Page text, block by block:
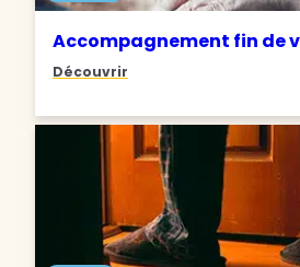
Accompagnement fin de
Découvrir